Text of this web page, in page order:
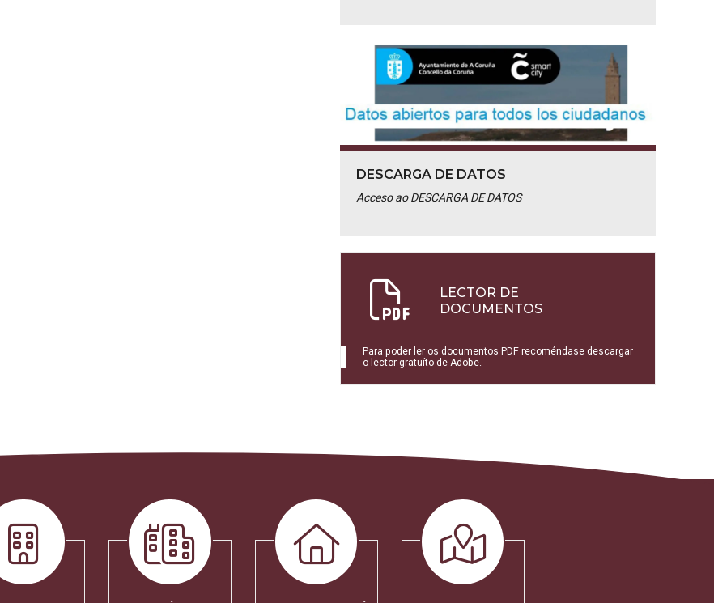
DESCARGA DE DATOS
Acceso ao DESCARGA DE DATOS
LECTOR DE
DOCUMENTOS
Para poder ler os documentos PDF recoméndase descargar
o lector gratuíto de Adobe.